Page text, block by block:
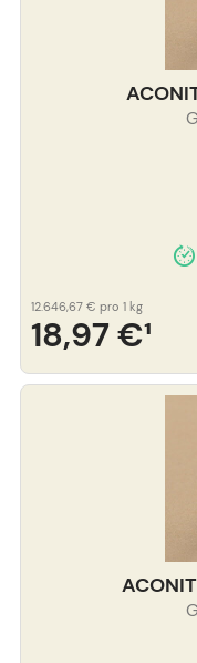
18,97 €¹
12.646,67 € pro 1 kg